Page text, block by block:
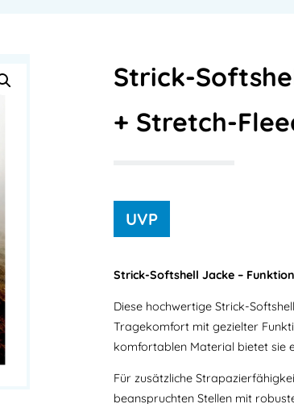
Strick-
+ Stretch-
Strick-Softshell Jacke –
Diese hochwertige Strick-
Tragekomfort mit gezielter
komfortablen Material bietet sie
Für zusätzliche
beanspruchten Stellen mit